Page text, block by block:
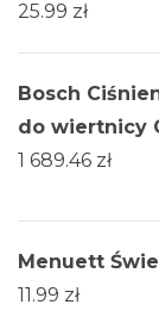
25.99 zł
Bosch
do wiertnicy
1 689.46 zł
Menuett
11.99 zł